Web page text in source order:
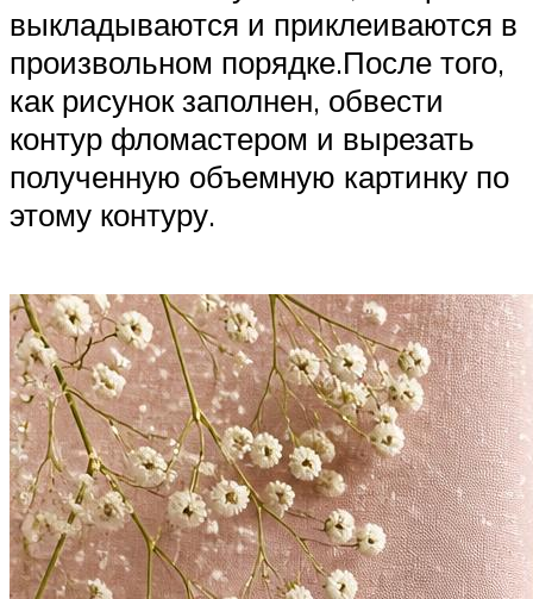
выкладываются и приклеиваются в
произвольном порядке.После того,
как рисунок заполнен, обвести
контур фломастером и вырезать
полученную объемную картинку по
этому контуру.